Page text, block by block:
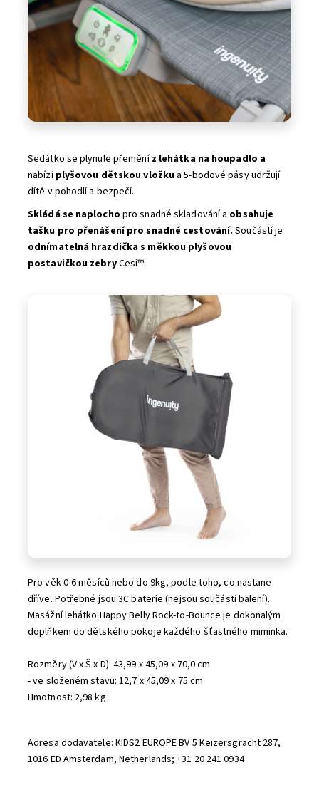
Sedátko se plynule přeměníz lehátka na houpadlo a
nabízíplyšovou dětskou vložku a 5-bodové pásy udržují
dítě v pohodlí a bezpečí.
Skládá se naplocho pro snadné skladování a obsahuje
tašku pro přenášení pro snadné cestování. Součástí je
odnímatelná hrazdička s měkkou plyšovou
postavičkou zebryCesi™.
Pro věk 0-6 měsíců nebo do 9kg, podle toho, co nastane
dříve. Potřebné jsou 3C baterie (nejsou součástí balení).
Masážní lehátko Happy Belly Rock-to-Bounce je dokonalým
doplňkem do dětského pokoje každého šťastného miminka.
Rozměry (V x Š x D): 43,99 x 45,09 x 70,0 cm
- ve složeném stavu: 12,7 x 45,09 x 75 cm
Hmotnost: 2,98 kg
Adresa dodavatele: KIDS2 EUROPE BV 5 Keizersgracht 287,
1016 ED Amsterdam, Netherlands; +31 20 241 0934